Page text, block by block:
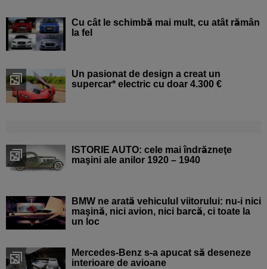
Cu cât le schimbă mai mult, cu atât rămân
la fel
Un pasionat de design a creat un
supercar* electric cu doar 4.300 €
ISTORIE AUTO: cele mai îndrăzneţe
maşini ale anilor 1920 – 1940
BMW ne arată vehiculul viitorului: nu-i nici
maşină, nici avion, nici barcă, ci toate la
un loc
Mercedes-Benz s-a apucat să deseneze
interioare de avioane